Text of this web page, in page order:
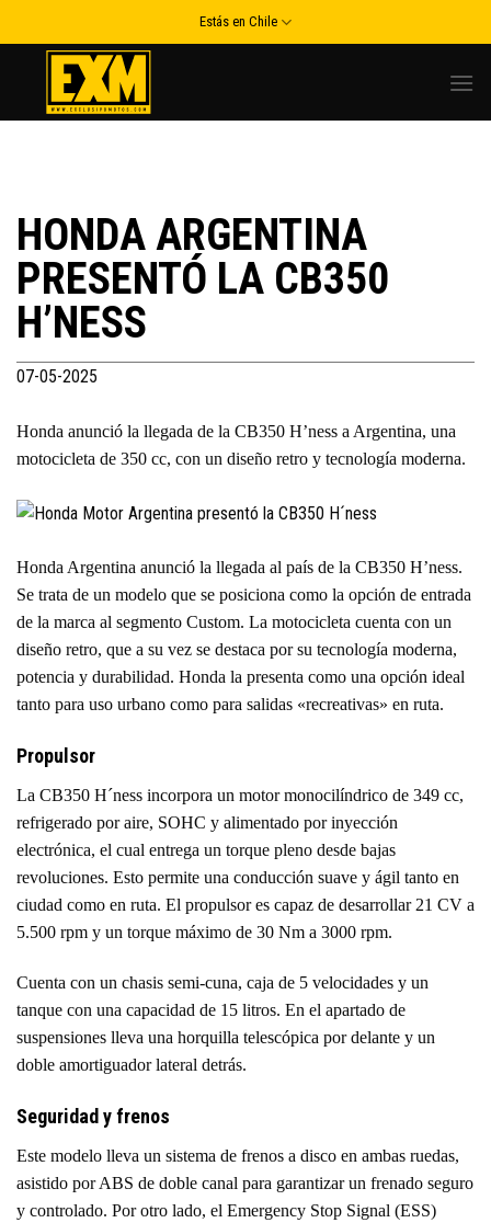
to
Estás en Chile
HONDA ARGENTINA
PRESENTÓ LA CB350
H’NESS
07-05-2025
Honda anunció la llegada de la CB350 H’ness a Argentina, una
motocicleta de 350 cc, con un diseño retro y tecnología moderna.
Honda Argentina anunció la llegada al país de la CB350 H’ness.
Se trata de un modelo que se posiciona como la opción de entrada
de la marca al segmento Custom. La motocicleta cuenta con un
diseño retro, que a su vez se destaca por su tecnología moderna,
potencia y durabilidad. Honda la presenta como una opción ideal
tanto para uso urbano como para salidas «recreativas» en ruta.
Propulsor
La CB350 H´ness incorpora un motor monocilíndrico de 349 cc,
refrigerado por aire, SOHC y alimentado por inyección
electrónica, el cual entrega un torque pleno desde bajas
revoluciones. Esto permite una conducción suave y ágil tanto en
ciudad como en ruta. El propulsor es capaz de desarrollar 21 CV a
5.500 rpm y un torque máximo de 30 Nm a 3000 rpm.
Cuenta con un chasis semi-cuna, caja de 5 velocidades y un
tanque con una capacidad de 15 litros. En el apartado de
suspensiones lleva una horquilla telescópica por delante y un
doble amortiguador lateral detrás.
Seguridad y frenos
Este modelo lleva un sistema de frenos a disco en ambas ruedas,
asistido por ABS de doble canal para garantizar un frenado seguro
y controlado. Por otro lado, el Emergency Stop Signal (ESS)